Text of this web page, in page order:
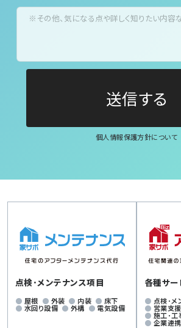
個人情報保護方針について
点検･メンテナンス項目
屋根 外装 内装 床下
水回り設備 外構 電気設備
各種サ
点検･メ
営業支
施工･工
企業連携